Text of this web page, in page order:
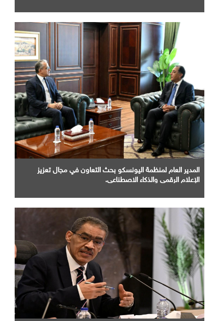
المدير العام لمنظمة اليونسكو بحث التعاون في مجال تعزيز
الإعلام الرقمي والذكاء الاصطناعي.